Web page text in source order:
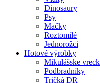
Dinosaury
Psy
Mačky
Roztomilé
Jednorožci
Hotové výrobky
Mikulášske
Podbradníky
Tričká DR